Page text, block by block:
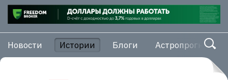
Новости Истории Блоги Астропрогноз